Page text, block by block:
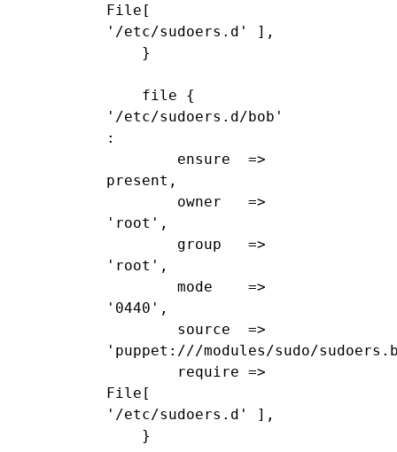
File[
'/etc/sudoers.d' ],
'/etc/sudoers.d/bob'
:
present,
'root',
'root',
'0440',
'puppet:///modules/sudo/
File[
'/etc/sudoers.d' ],